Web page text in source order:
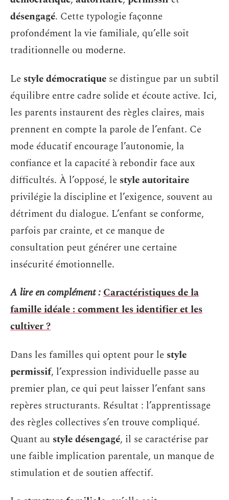
désengagé. Cette typologie façonne
profondément la vie familiale, qu’elle soit
traditionnelle ou moderne.
Le style démocratique se distingue par un subtil
équilibre entre cadre solide et écoute active. Ici,
les parents instaurent des règles claires, mais
prennent en compte la parole de l’enfant. Ce
mode éducatif encourage l’autonomie, la
confiance et la capacité à rebondir face aux
difficultés. À l’opposé, le style autoritaire
privilégie la discipline et l’exigence, souvent au
détriment du dialogue. L’enfant se conforme,
parfois par crainte, et ce manque de
consultation peut générer une certaine
insécurité émotionnelle.
A lire en complément :Caractéristiques de la
famille idéale : comment les identifier et les
cultiver ?
Dans les familles qui optent pour le style
permissif, l’expression individuelle passe au
premier plan, ce qui peut laisser l’enfant sans
repères structurants. Résultat : l’apprentissage
des règles collectives s’en trouve compliqué.
Quant au style désengagé, il se caractérise par
une faible implication parentale, un manque de
stimulation et de soutien affectif.